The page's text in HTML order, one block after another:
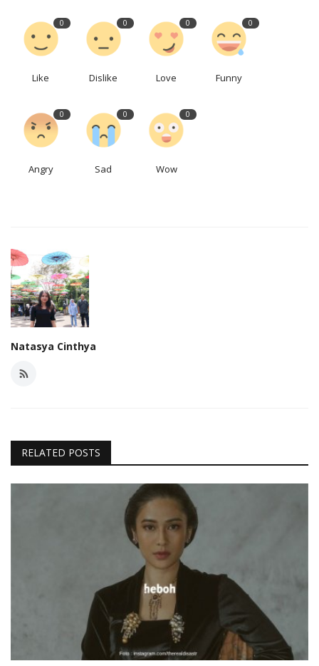
0
Like
0
Dislike
0
Love
0
Funny
0
Angry
0
Sad
0
Wow
Natasya Cinthya
RELATED POSTS